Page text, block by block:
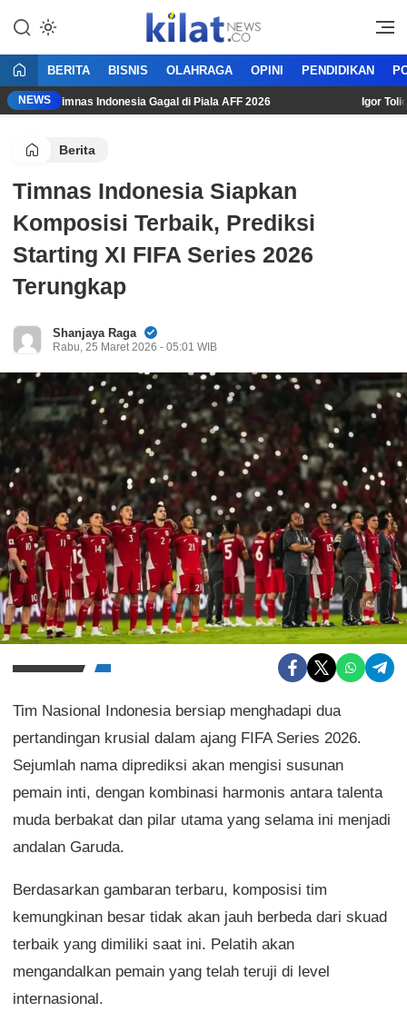
KilatNews.co
Mencerdaskan Anak Bangsa
BERITA BISNIS OLAHRAGA OPINI PENDIDIKAN
NEWS
Timnas Indonesia Gagal di Piala AFF 2026 Igor Tolic:
Berita
Timnas Indonesia Siapkan
Komposisi Terbaik, Prediksi
Starting XI FIFA Series 2026
Terungkap
Shanjaya Raga
Rabu, 25 Maret 2026 - 05:01 WIB
Tim Nasional Indonesia bersiap menghadapi dua
pertandingan krusial dalam ajang FIFA Series 2026.
Sejumlah nama diprediksi akan mengisi susunan
pemain inti, dengan kombinasi harmonis antara talenta
muda berbakat dan pilar utama yang selama ini menjadi
andalan Garuda.
Berdasarkan gambaran terbaru, komposisi tim
kemungkinan besar tidak akan jauh berbeda dari skuad
terbaik yang dimiliki saat ini. Pelatih akan
mengandalkan pemain yang telah teruji di level
internasional.